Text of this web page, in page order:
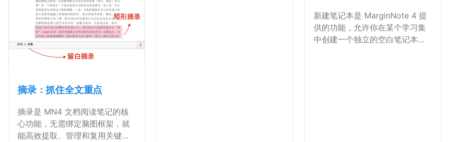
摘录：抓住全文重点
摘录是 MN4 文档阅读笔记的核
心功能，无需绑定脑图框架，就
能高效提取、管理和复用关键信
新建笔记本是 MarginNote 4 提
供的功能，允许你在某个学习集
中创建一个独立的空白笔记本，